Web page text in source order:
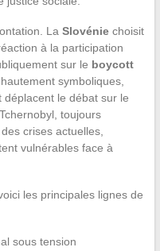
La Slovéniechoisit
à la participation
sur le boycott
hautement symboliques,
déplacent le débat sur le
toujours
crises actuelles,
vulnérables face à
les principales lignes de
sous tension